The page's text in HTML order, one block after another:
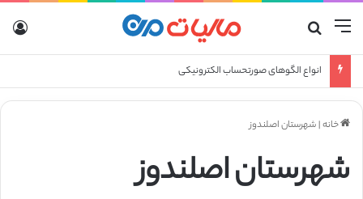
منو
انواع الگوهای صورتحساب الکترونیکی
خانه|شهرستان اصلندوز
شهرستان اصلندوز